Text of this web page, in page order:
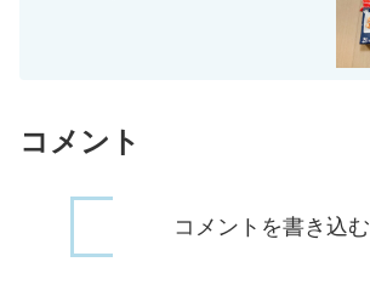
コメント
コメントを書き込む